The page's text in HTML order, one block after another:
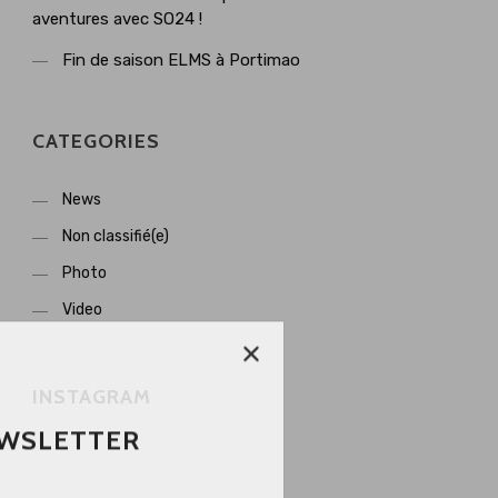
aventures avec SO24 !
Fin de saison ELMS à Portimao
CATEGORIES
News
Non classifié(e)
Photo
Video
INSTAGRAM